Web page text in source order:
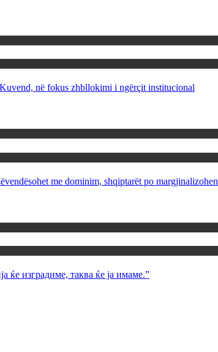
në fokus zhbllokimi i ngërçit institucional
me dominim, shqiptarët po margjinalizohen
ќе изградиме, таква ќе ја имаме.”